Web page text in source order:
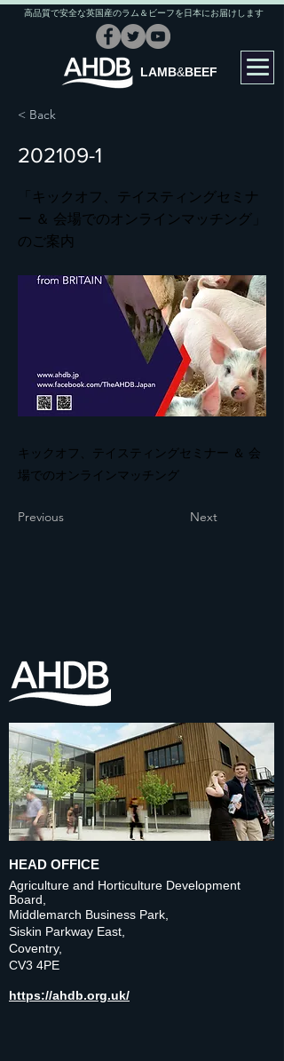
LAMB&BEEF
高品質で安全な英国産のラム＆ビーフを日本にお届けします
< Back
202109-1
「キックオフ、テイスティングセミナ
ー ＆ 会場でのオンラインマッチング」
のご案内
キックオフ、テイスティングセミナー ＆ 会
場でのオンラインマッチング
Previous Next
HEAD OFFICE
Agriculture and Horticulture Development
Board,
Middlemarch Business Park,
Siskin Parkway East,
Coventry,
CV3 4PE
https://ahdb.org.uk/